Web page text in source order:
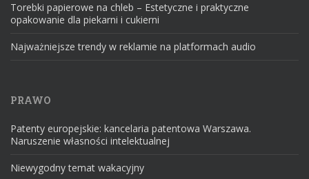
Torebki papierowe na chleb – Estetyczne i praktyczne
opakowanie dla piekarni i cukierni
Najważniejsze trendy w reklamie na platformach audio
PRAWO
Patenty europejskie: kancelaria patentowa Warszawa.
Naruszenie własności intelektualnej
Niewygodny temat wakacyjny